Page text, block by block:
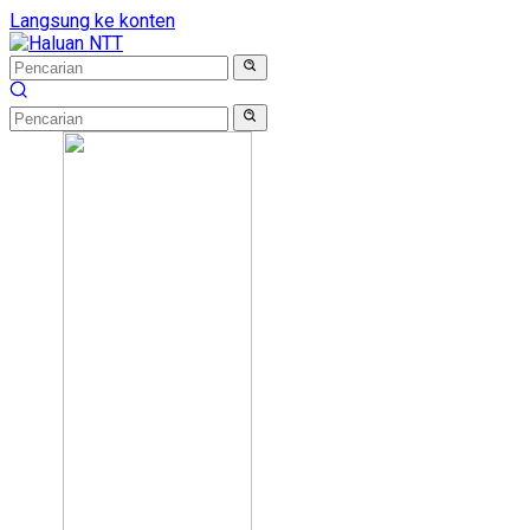
Langsung ke konten